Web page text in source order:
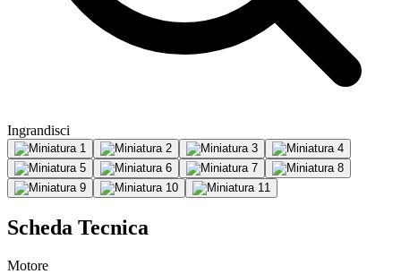
Ingrandisci
Scheda Tecnica
Motore